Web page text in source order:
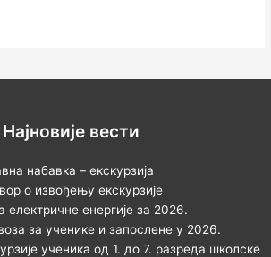
Најновије вести
набавка – екскурзија
о извођењу екскурзије
електричне енергије за 2026.
за ученике и запослене у 2026.
ученика од 1. до 7. разреда школске